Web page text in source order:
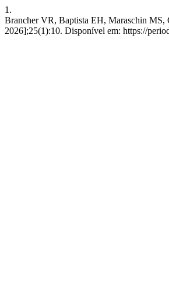
1.
Brancher VR, Baptista EH, Maraschin
2026];25(1):10. Disponível em: https://